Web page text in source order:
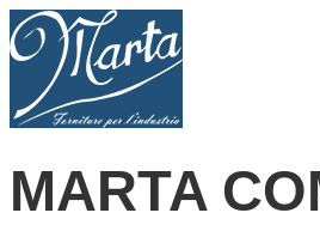
MARTA